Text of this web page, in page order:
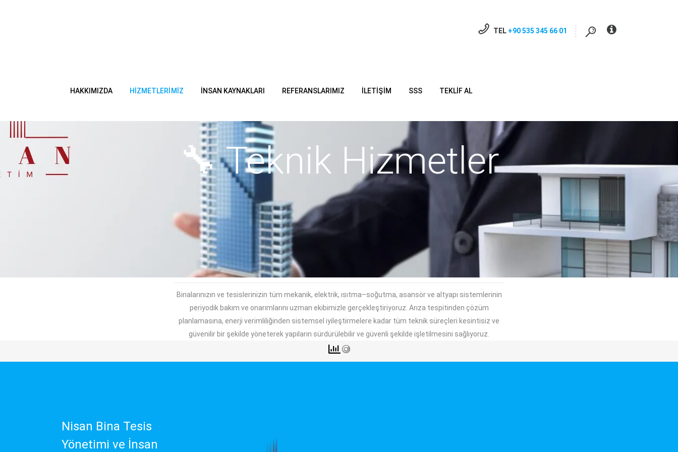
TEL +90 535 345 66 01
HAKKIMIZDA HIZMETLERIMIZ İNSAN KAYNAKLARI REFERANSLARIMIZ İLETIŞIM SSS TEKLIF AL
🔧 Teknik Hizmetler
Binalarınızın ve tesislerinizin tüm mekanik, elektrik, ısıtma–soğutma, asansör ve altyapı sistemlerinin
periyodik bakım ve onarımlarını uzman ekibimizle gerçekleştiriyoruz. Arıza tespitinden çözüm
planlamasına, enerji verimliliğinden sistemsel iyileştirmelere kadar tüm teknik süreçleri kesintisiz ve
güvenilir bir şekilde yöneterek yapıların sürdürülebilir ve güvenli şekilde işletilmesini sağlıyoruz.
Nisan Bina Tesis
Yönetimi ve İnsan